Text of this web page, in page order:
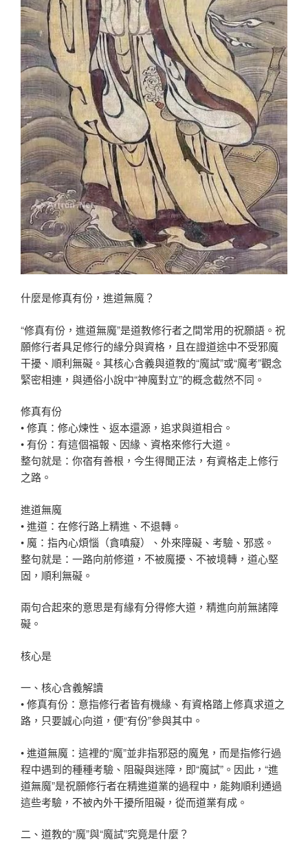
什麼是修真有份，進道無魔？
“修真有份，進道無魔”是道教修行者之間常用的祝願語。祝
願修行者具足修行的緣分與資格，且在證道途中不受邪魔
干擾、順利無礙。其核心含義與道教的“魔試”或“魔考”觀念
緊密相連，與通俗小說中“神魔對立”的概念截然不同。
修真有份
• 修真：修心煉性、返本還源，追求與道相合。
• 有份：有這個福報、因緣、資格來修行大道。
整句就是：你宿有善根，今生得聞正法，有資格走上修行
之路。
進道無魔
• 進道：在修行路上精進、不退轉。
• 魔：指內心煩惱（貪嗔癡）、外來障礙、考驗、邪惑。
整句就是：一路向前修道，不被魔擾、不被境轉，道心堅
固，順利無礙。
兩句合起來的意思是有緣有分得修大道，精進向前無諸障
礙。
核心是
一、核心含義解讀
• 修真有份：意指修行者皆有機緣、有資格踏上修真求道之
路，只要誠心向道，便“有份”參與其中。
• 進道無魔：這裡的“魔”並非指邪惡的魔鬼，而是指修行過
程中遇到的種種考驗、阻礙與迷障，即“魔試”。因此，“進
道無魔”是祝願修行者在精進道業的過程中，能夠順利通過
這些考驗，不被內外干擾所阻礙，從而道業有成。
二、道教的“魔”與“魔試”究竟是什麼？